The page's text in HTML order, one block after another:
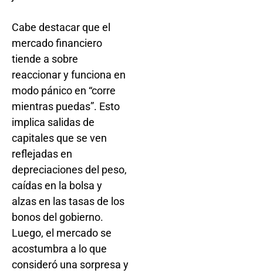
Cabe destacar que el
mercado financiero
tiende a sobre
reaccionar y funciona en
modo pánico en “corre
mientras puedas”. Esto
implica salidas de
capitales que se ven
reflejadas en
depreciaciones del peso,
caídas en la bolsa y
alzas en las tasas de los
bonos del gobierno.
Luego, el mercado se
acostumbra a lo que
consideró una sorpresa y